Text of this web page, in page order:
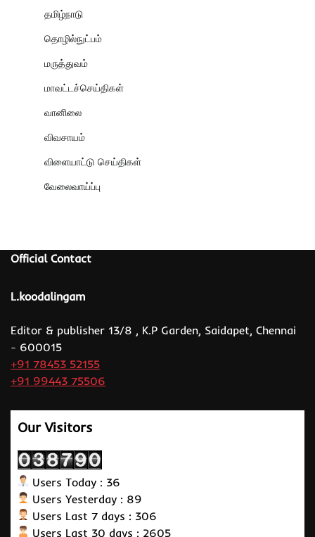
தமிழ்நாடு
தொழில்நுட்பம்
மருத்துவம்
மாவட்டச்செய்திகள்
வானிலை
விவசாயம்
விளையாட்டு செய்திகள்
வேலைவாய்ப்பு
Official Contact
L.koodalingam
Editor & publisher 13/8 , K.P Garden, Saidapet, Chennai
- 600015
+91 78453 52155
+91 99443 75506
Our Visitors
Users Today : 36
Users Yesterday : 89
Users Last 7 days : 306
Users Last 30 days : 2605